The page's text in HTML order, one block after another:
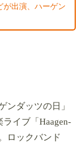
が出演、ハーゲン
ンダッツの日」
イブ「Haagen-
ロックバンド